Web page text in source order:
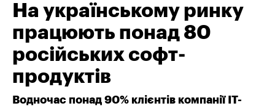
На українському ринку
працюють понад 80
російських софт-
продуктів
Водночас понад 90% клієнтів компанії IT-